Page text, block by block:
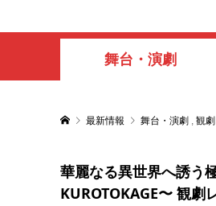
舞台・演劇
最新情報 舞台・演劇 , 観
華麗なる異世界へ誘う
KUROTOKAGE〜 観劇